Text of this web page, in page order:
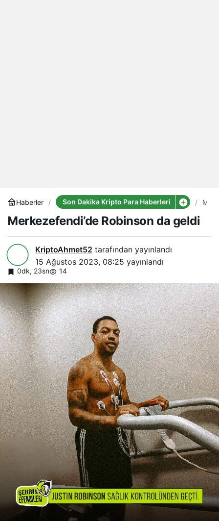
Haberler Son Dakika Kripto Para Haberleri
Merkezefendi’de Robinson da geldi
KriptoAhmet52 tarafından yayınlandı
15 Ağustos 2023, 08:25 yayınlandı
0dk, 23sn 14